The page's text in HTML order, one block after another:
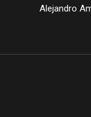
Alejandro